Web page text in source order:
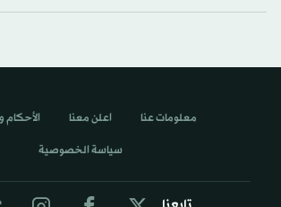
معلومات عنا اعلن معنا الأحكام
سياسة الخصوصية